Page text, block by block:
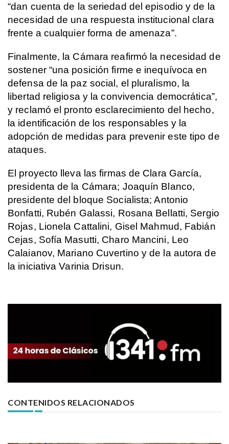
“dan cuenta de la seriedad del episodio y de la
necesidad de una respuesta institucional clara
frente a cualquier forma de amenaza”.
Finalmente, la Cámara reafirmó la necesidad de
sostener “una posición firme e inequívoca en
defensa de la paz social, el pluralismo, la
libertad religiosa y la convivencia democrática”,
y reclamó el pronto esclarecimiento del hecho,
la identificación de los responsables y la
adopción de medidas para prevenir este tipo de
ataques.
El proyecto lleva las firmas de Clara García,
presidenta de la Cámara; Joaquín Blanco,
presidente del bloque Socialista; Antonio
Bonfatti, Rubén Galassi, Rosana Bellatti, Sergio
Rojas, Lionela Cattalini, Gisel Mahmud, Fabián
Cejas, Sofía Masutti, Charo Mancini, Leo
Calaianov, Mariano Cuvertino y de la autora de
la iniciativa Varinia Drisun.
CONTENIDOS RELACIONADOS